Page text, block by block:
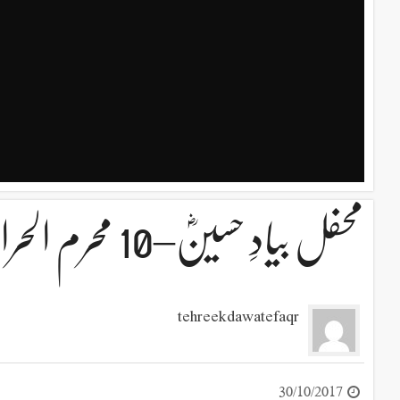
محفل بیادِ حسینؓ–10 محرم الحرام-15نومبر2013ء–پارٹ-3
tehreekdawatefaqr
30/10/2017